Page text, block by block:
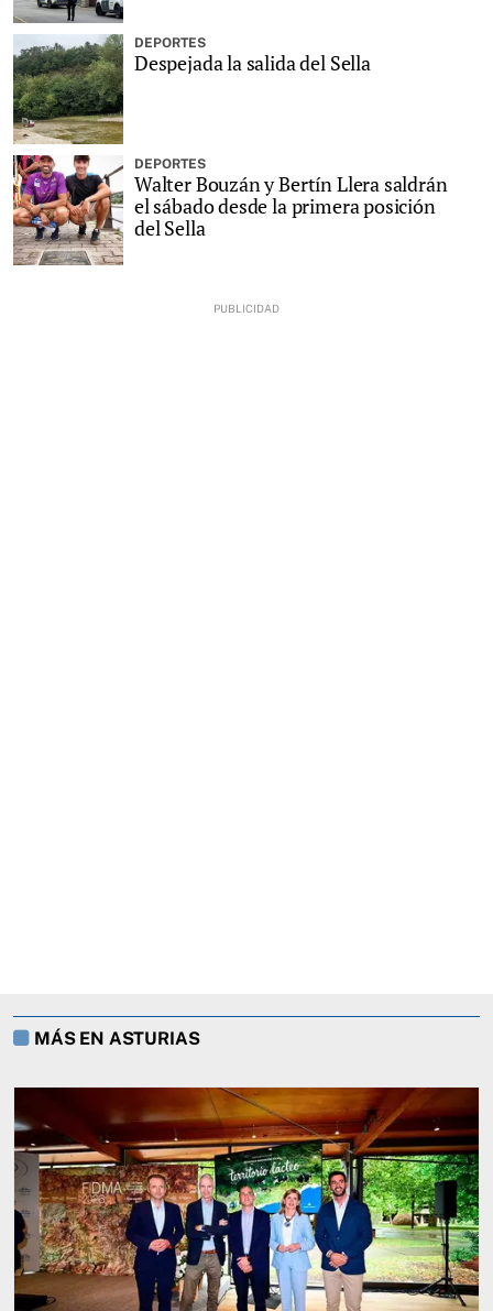
DEPORTES
Despejada la salida del Sella
DEPORTES
Walter Bouzán y Bertín Llera saldrán
el sábado desde la primera posición
del Sella
MÁS EN ASTURIAS